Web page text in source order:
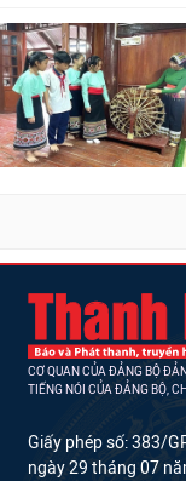
CƠ QUAN CỦA ĐẢNG BỘ
TIẾNG NÓI CỦA ĐẢNG BỘ,
Giấy phép số: 383/
ngày 29 tháng 07